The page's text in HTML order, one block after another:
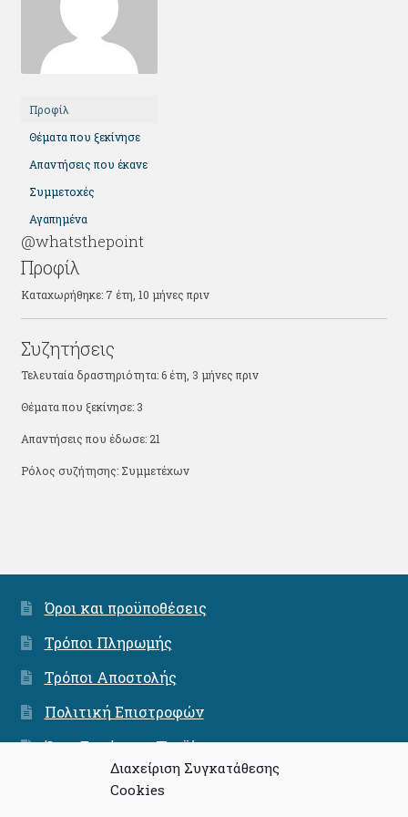
Διαχείριση Συγκατάθεσης
Cookies
Προφίλ
Θέματα που ξεκίνησε
Απαντήσεις που έκανε
Συμμετοχές
Αγαπημένα
@whatsthepoint
Προφίλ
Καταχωρήθηκε: 7 έτη, 10 μήνες πριν
Συζητήσεις
Τελευταία δραστηριότητα: 6 έτη, 3 μήνες πριν
Θέματα που ξεκίνησε: 3
Απαντήσεις που έδωσε: 21
Ρόλος συζήτησης: Συμμετέχων
Όροι και προϋποθέσεις
Τρόποι Πληρωμής
Τρόποι Αποστολής
Πολιτική Επιστροφών
Όροι Εγγύησης Προϊόντων
Ασφάλεια Συνναλαγών